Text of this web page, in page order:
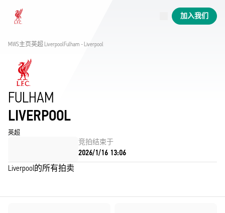
Now live
加入我们
MWS主页英超 LiverpoolFulham - Liverpool
FULHAM
LIVERPOOL
英超
竞拍结束于
2026/1/16 13:06
Liverpool的所有拍卖